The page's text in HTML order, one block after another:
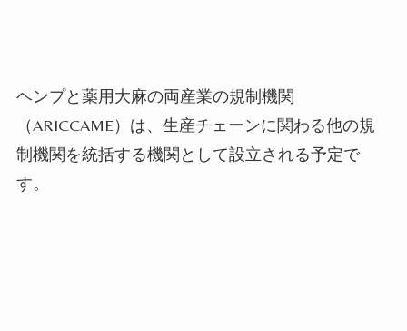
ヘンプと薬用大麻の両産業の規制機関
（ARICCAME）は、生産チェーンに関わる他の規
制機関を統括する機関として設立される予定で
す。